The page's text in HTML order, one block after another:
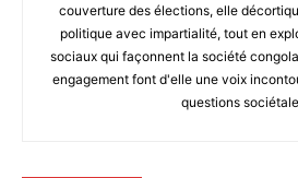
couverture des élections, elle
politique avec impartialité, tout en
sociaux qui façonnent la société
engagement font d'elle une voix
questions